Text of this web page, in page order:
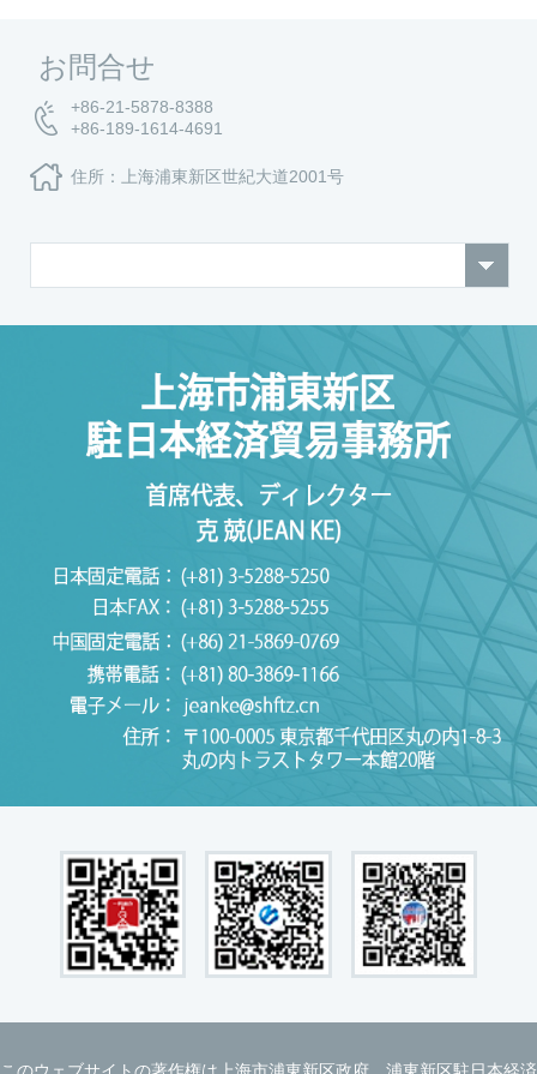
お問合せ
+86-21-5878-8388
+86-189-1614-4691
住所：上海浦東新区世紀大道2001号